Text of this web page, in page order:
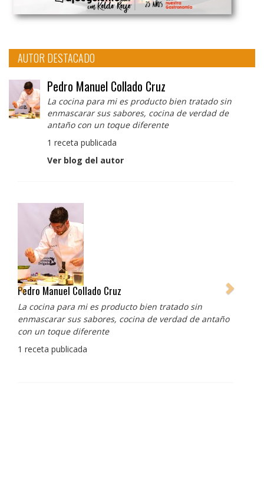
AUTOR DESTACADO
Pedro Manuel Collado Cruz
La cocina para mi es producto bien tratado sin
enmascarar sus sabores, cocina de verdad de
antaño con un toque diferente
1 receta publicada
Ver blog del autor
Pedro Manuel Collado Cruz
La cocina para mi es producto bien tratado sin
enmascarar sus sabores, cocina de verdad de antaño
con un toque diferente
1 receta publicada